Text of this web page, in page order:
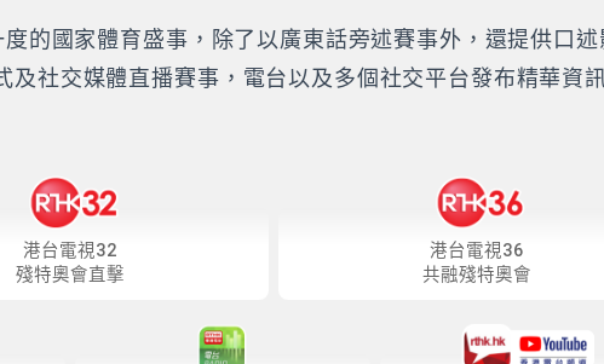
的國家體育盛事，除了以廣東話旁述賽事外，還提供口
社交媒體直播賽事，電台以及多個社交平台發布精華資
港台電視32
殘特奧會直擊
港台電視36
共融殘特奧會